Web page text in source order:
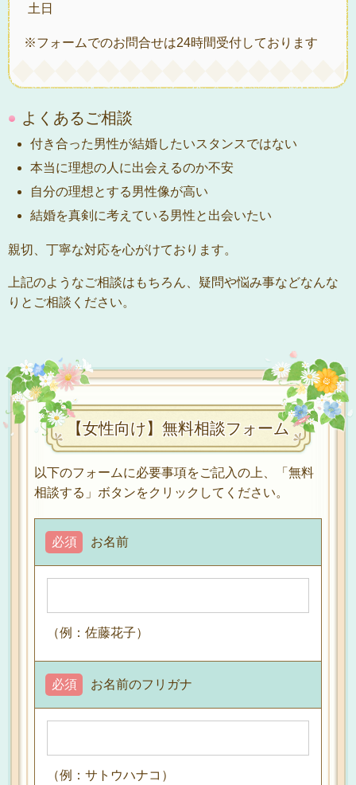
土日
※フォームでのお問合せは24時間受付しております
よくあるご相談
付き合った男性が結婚したいスタンスではない
本当に理想の人に出会えるのか不安
自分の理想とする男性像が高い
結婚を真剣に考えている男性と出会いたい
親切、丁寧な対応を心がけております。
上記のようなご相談はもちろん、疑問や悩み事などなんな
りとご相談ください。
【女性向け】無料相談フォーム
以下のフォームに必要事項をご記入の上、「無料
相談する」ボタンをクリックしてください。
お名前
必須
（例：佐藤花子）
お名前のフリガナ
必須
（例：サトウハナコ）